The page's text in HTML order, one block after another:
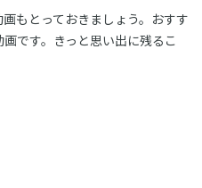
もとっておきましょう。おすす
です。きっと思い出に残るこ